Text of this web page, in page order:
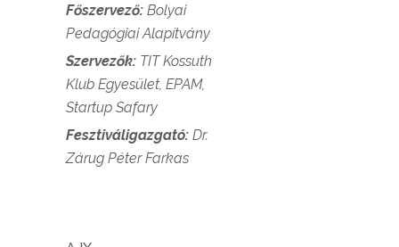
Főszervező: Bolyai
Pedagógiai Alapítvány
Szervezők: TIT Kossuth
Klub Egyesület, EPAM,
Startup Safary
Fesztiváligazgató: Dr.
Zárug Péter Farkas